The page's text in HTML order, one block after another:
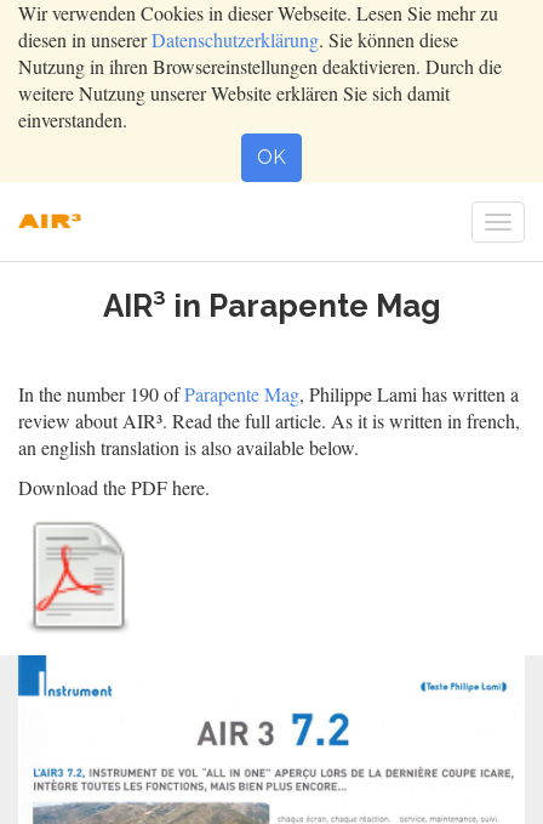
Wir verwenden Cookies in dieser Webseite. Lesen Sie mehr zu
diesen in unsererDatenschutzerklärung. Sie können diese
Nutzung in ihren Browsereinstellungen deaktivieren. Durch die
weitere Nutzung unserer Website erklären Sie sich damit
einverstanden.
OK
AIR³ in Parapente Mag
In the number 190 ofParapente Mag, Philippe Lami has written a
review about AIR³. Read the full article. As it is written in french,
an english translation is also available below.
Download the PDF here.